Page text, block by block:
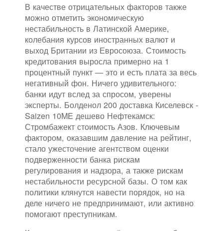
В качестве отрицательных факторов также
можно отметить экономическую
нестабильность в Латинской Америке,
колебания курсов иностранных валют и
выход Британии из Евросоюза. Стоимость
кредитования выросла примерно на 1
процентный пункт — это и есть плата за весь
негативный фон. Ничего удивительного:
банки идут вслед за спросом, уверены
эксперты. Болденол 200 доставка Киселевск -
Saizen 10ME дешево Нефтекамск:
Стромбажект стоимость Азов. Ключевым
фактором, оказавшим давление на рейтинг,
стало ужесточение агентством оценки
подверженности банка рискам
регулирования и надзора, а также рискам
нестабильности ресурсной базы. О том как
политики клянутся навести порядок, но на
деле ничего не предпринимают, или активно
помогают преступникам.